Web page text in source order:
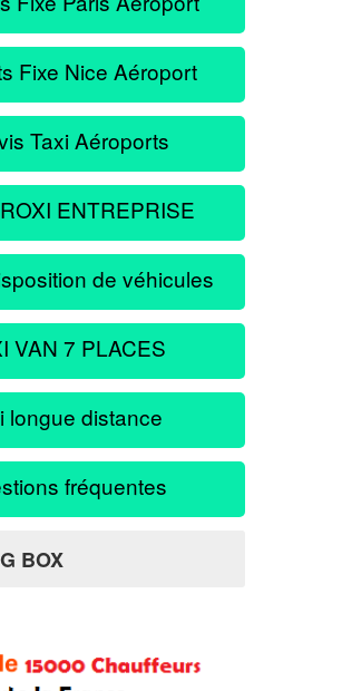
Fixe Nice Aéroport
Taxi Aéroports
ENTREPRISE
de véhicules
VAN 7 PLACES
longue distance
fréquentes
BOX